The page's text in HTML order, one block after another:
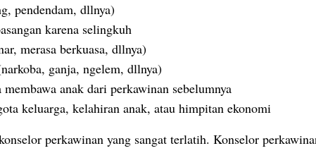
pendendam, dllnya)
karena selingkuh
merasa berkuasa, dllnya)
ganja, ngelem, dllnya)
anak dari perkawinan sebelumnya
keluarga, kelahiran anak, atau himpitan ekonomi
perkawinan yang sangat terlatih. Konselor